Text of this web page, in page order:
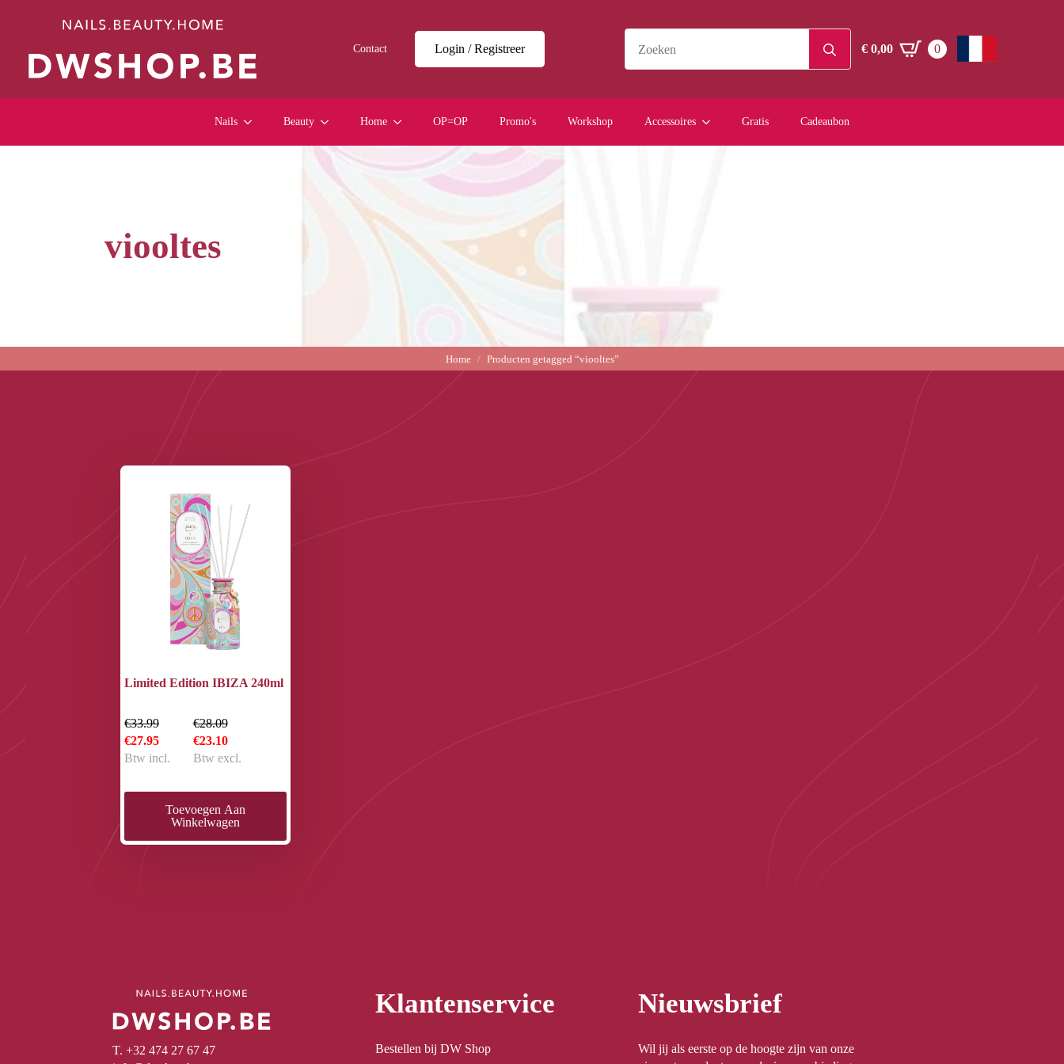
Contact Login / Registreer
for:€0,00 0
Nails Beauty Home OP=OP Promo's Workshop Accessoires Gratis Cadeaubon
viooltes
Home Producten getagged “viooltes”
Limited Edition IBIZA 240ml
€33.99
€27.95
Btw incl.
€28.09
€23.10
Btw excl.
Toevoegen Aan
Winkelwagen
T. +32 474 27 67 47
Klantenservice
Bestellen bij DW Shop
Nieuwsbrief
Wil jij als eerste op de hoogte zijn van onze